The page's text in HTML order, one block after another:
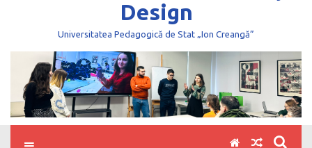
Design
Universitatea Pedagogică de Stat „Ion Creangă”